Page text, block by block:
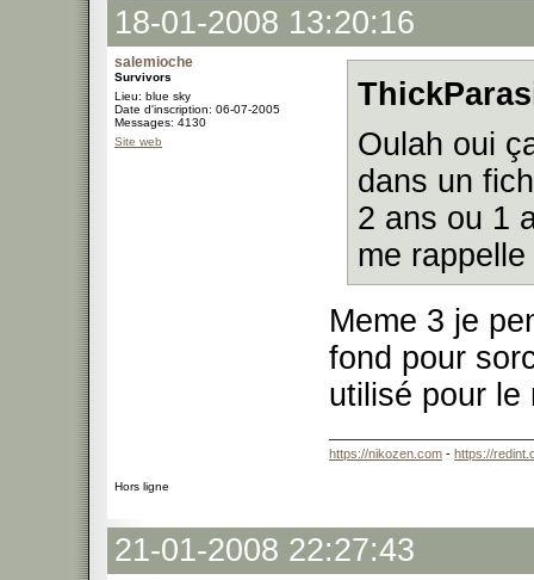
18-01-2008 13:20:16
salemioche
Survivors
Lieu: blue sky
Date d'inscription: 06-07-2005
Messages: 4130
Site web
Oulah oui
dans un
2 ans ou 1
me
Meme 3 je
fond pour
utilisé pour le
https://nikozen.com - https://
Hors ligne
21-01-2008 22:27:43